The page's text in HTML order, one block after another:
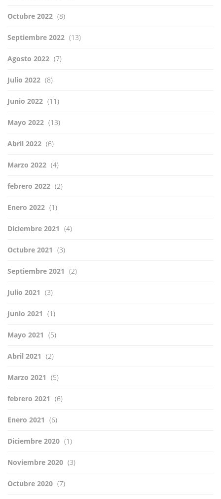
Octubre 2022 (8)
Septiembre 2022 (13)
Agosto 2022 (7)
Julio 2022 (8)
Junio 2022 (11)
Mayo 2022 (13)
Abril 2022 (6)
Marzo 2022 (4)
febrero 2022 (2)
Enero 2022 (1)
Diciembre 2021 (4)
Octubre 2021 (3)
Septiembre 2021 (2)
Julio 2021 (3)
Junio 2021 (1)
Mayo 2021 (5)
Abril 2021 (2)
Marzo 2021 (5)
febrero 2021 (6)
Enero 2021 (6)
Diciembre 2020 (1)
Noviembre 2020 (3)
Octubre 2020 (7)